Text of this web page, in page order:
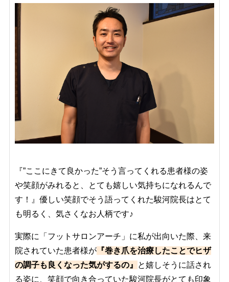
『”ここにきて良かった”そう言ってくれる患者様の姿
や笑顔がみれると、とても嬉しい気持ちになれるんで
す！』優しい笑顔でそう語ってくれた駿河院長はとて
も明るく、気さくなお人柄です♪
実際に「フットサロンアーチ」に私が出向いた際、来
院されていた患者様が『巻き爪を治療したことでヒザ
の調子も良くなった気がするの』
と嬉しそうに話され
る姿に、笑顔で向き合っていた駿河院長がとても印象